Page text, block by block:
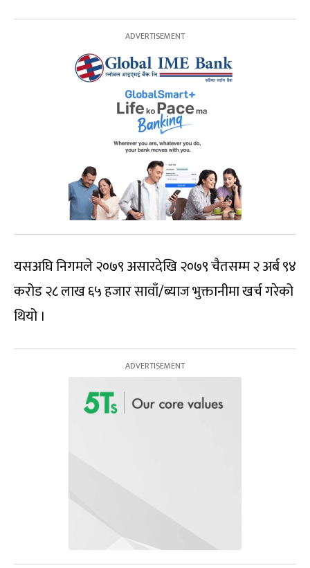
यसअघि निगमले २०७९ असारदेखि २०७९ चैतसम्म २ अर्ब ९४
करोड २८ लाख ६५ हजार सावाँ/ब्याज भुक्तानीमा खर्च गरेको
थियो ।